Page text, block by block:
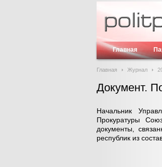
Главная
Главная Журнал
Документ.
Начальник
Прокуратуры
документы,
республик из